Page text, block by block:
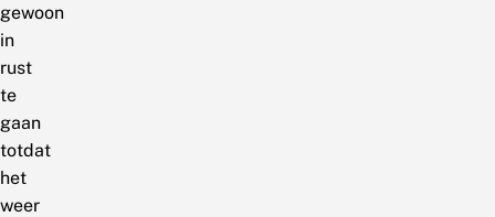
gewoon
in
rust
te
gaan
totdat
het
weer